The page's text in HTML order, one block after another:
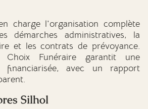
charge l'organisation complète
démarches administratives, la
et les contrats de prévoyance.
Funéraire garantit une
financiarisée, avec un rapport
Silhol